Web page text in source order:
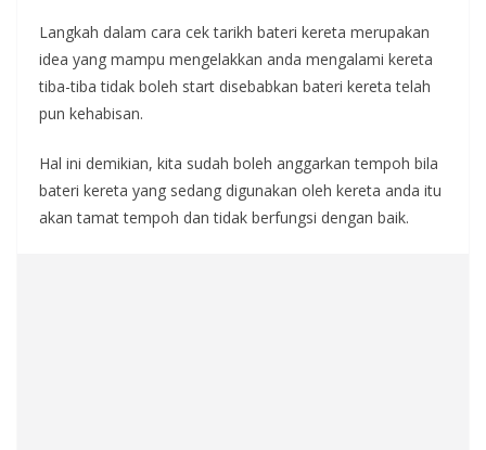
Langkah dalam cara cek tarikh bateri kereta merupakan
idea yang mampu mengelakkan anda mengalami kereta
tiba-tiba tidak boleh start disebabkan bateri kereta telah
pun kehabisan.
Hal ini demikian, kita sudah boleh anggarkan tempoh bila
bateri kereta yang sedang digunakan oleh kereta anda itu
akan tamat tempoh dan tidak berfungsi dengan baik.